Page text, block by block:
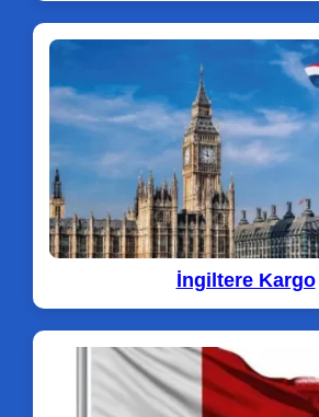
İngiltere Kargo